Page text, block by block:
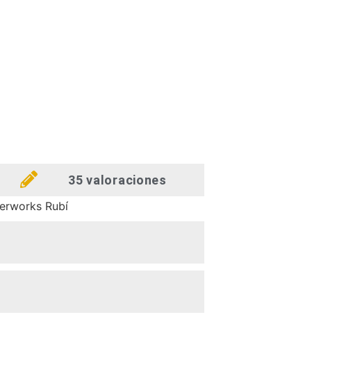
35 valoraciones